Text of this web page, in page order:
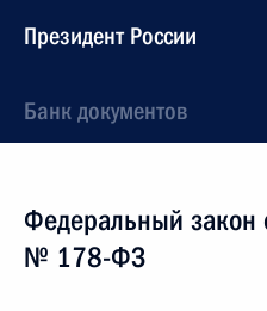
Президент России
Банк документов
Федеральный
№ 178-ФЗ